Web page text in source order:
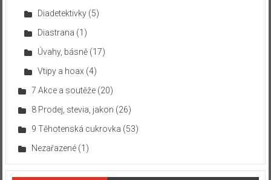
Diadetektivky(5)
Diastrana (1)
Úvahy, básně(17)
Vtipy a hoax (4)
7 Akce a soutěže(20)
8 Prodej, stevia, jakon (26)
9 Těhotenská cukrovka (53)
Nezařazené(1)